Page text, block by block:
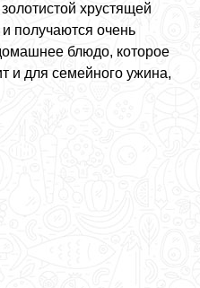
хрустящей
и получаются очень
блюдо, которое
и для семейного ужина,